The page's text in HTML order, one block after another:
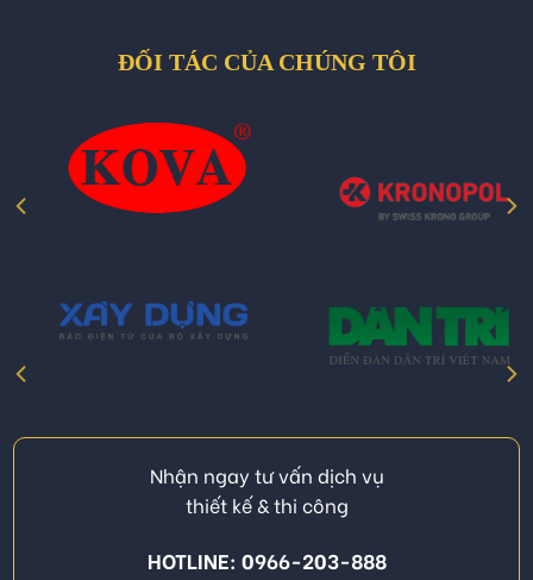
ĐỐI TÁC CỦA CHÚNG TÔI
Nhận ngay tư vấn dịch vụ
thiết kế & thi công
HOTLINE: 0966-203-888